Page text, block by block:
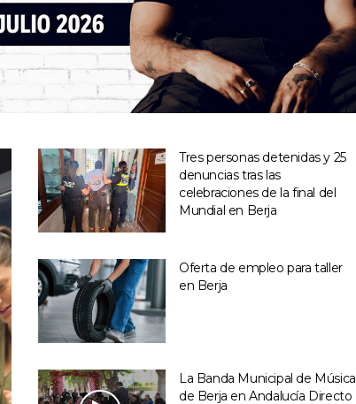
Tres personas detenidas y 25
denuncias tras las
celebraciones de la final del
Mundial en Berja
Oferta de empleo para taller
en Berja
La Banda Municipal de Música
de Berja en Andalucía Directo